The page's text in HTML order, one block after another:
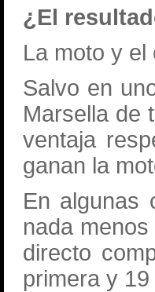
¿El
La moto y
Salvo en
Marsella de
ventaja
ganan la
En algunas
nada
directo
primera y